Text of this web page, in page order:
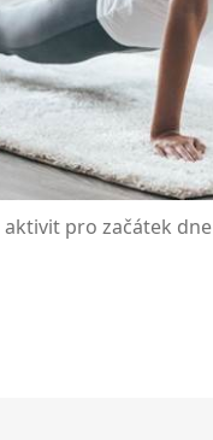
pro začátek dne